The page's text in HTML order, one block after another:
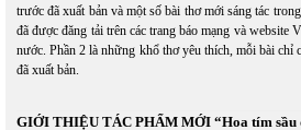
trước đã xuất bản và một số bài thơ mới sáng tác
đã được đăng tải trên các trang báo mạng và website
nước. Phần 2 là những khổ thơ yêu thích, mỗi bài chỉ
đã xuất bản.
GIỚI THIỆU TÁC PHẨM MỚI “Hoa tím sầu